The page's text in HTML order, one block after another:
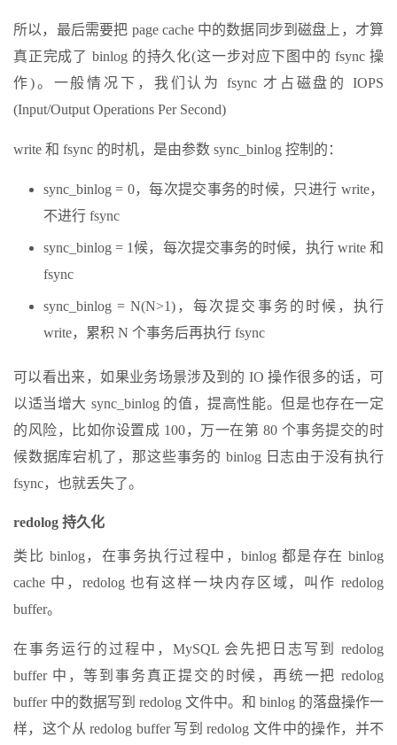
所以，最后需要把 page cache 中的数据同步到磁盘上，才算
真正完成了 binlog 的持久化(这一步对应下图中的 fsync 操
作)。一般情况下，我们认为 fsync 才占磁盘的 IOPS
(Input/Output Operations Per Second)
write 和 fsync 的时机，是由参数 sync_binlog 控制的：
sync_binlog = 0，每次提交事务的时候，只进行 write，
不进行 fsync
sync_binlog = 1候，每次提交事务的时候，执行 write 和
fsync
sync_binlog = N(N>1)，每次提交事务的时候，执行
write，累积 N 个事务后再执行 fsync
可以看出来，如果业务场景涉及到的 IO 操作很多的话，可
以适当增大 sync_binlog 的值，提高性能。但是也存在一定
的风险，比如你设置成 100，万一在第 80 个事务提交的时
候数据库宕机了，那这些事务的 binlog 日志由于没有执行
fsync，也就丢失了。
redolog 持久化
类比 binlog，在事务执行过程中，binlog 都是存在 binlog
cache 中，redolog 也有这样一块内存区域，叫作 redolog
buffer。
在事务运行的过程中，MySQL 会先把日志写到 redolog
buffer 中，等到事务真正提交的时候，再统一把 redolog
buffer 中的数据写到 redolog 文件中。和 binlog 的落盘操作一
样，这个从 redolog buffer 写到 redolog 文件中的操作，并不